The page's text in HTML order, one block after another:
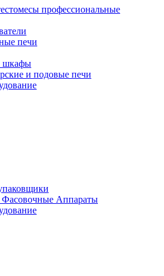
профессиональные
печи
шкафы
и подовые печи
Фасовочные Аппараты